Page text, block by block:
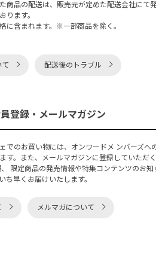
商品の配送は、販売元が定めた配送会社にて
ります。
に含まれます。※一部商品を除く。
て 配送後のトラブル
登録・メールマガジン
でのお買い物には、オンワードメ ンバーズへ
す。また、メールマガジンに登録していただく
限定商品の発売情報や特集コンテンツのお知
ち早くお届けいたします。
メルマガについて